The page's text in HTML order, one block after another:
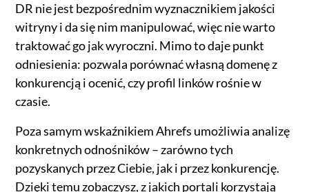
DR nie jest bezpośrednim wyznacznikiem jakości
witryny i da się nim manipulować, więc nie warto
traktować go jak wyroczni. Mimo to daje punkt
odniesienia: pozwala porównać własną domenę z
konkurencją i ocenić, czy profil linków rośnie w
czasie.
Poza samym wskaźnikiem Ahrefs umożliwia analizę
konkretnych odnośników – zarówno tych
pozyskanych przez Ciebie, jak i przez konkurencję.
Dzięki temu zobaczysz, z jakich portali korzystają